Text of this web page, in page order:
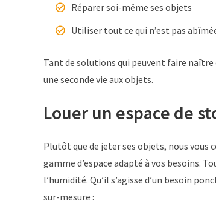
Réparer soi-même ses objets
Utiliser tout ce qui n’est pas
Tant de solutions qui peuvent faire naître
une seconde vie aux objets.
Louer un espace de
Plutôt que de jeter ses objets, nous vous
gamme d’espace adapté à vos besoins.
l’humidité. Qu’il s’agisse d’un besoin
sur-mesure :